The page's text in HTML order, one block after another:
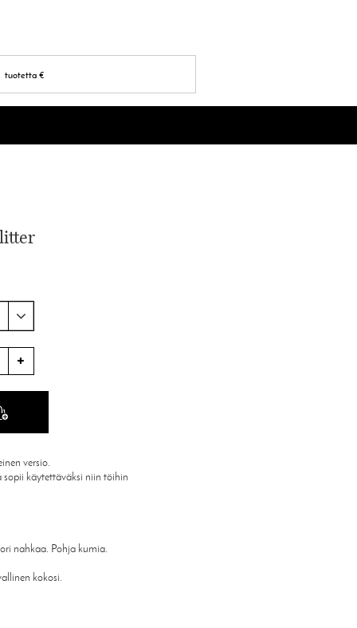
tuotetta €
versio.
käytettäväksi niin töihin
nahkaa. Pohja kumia.
kokosi.